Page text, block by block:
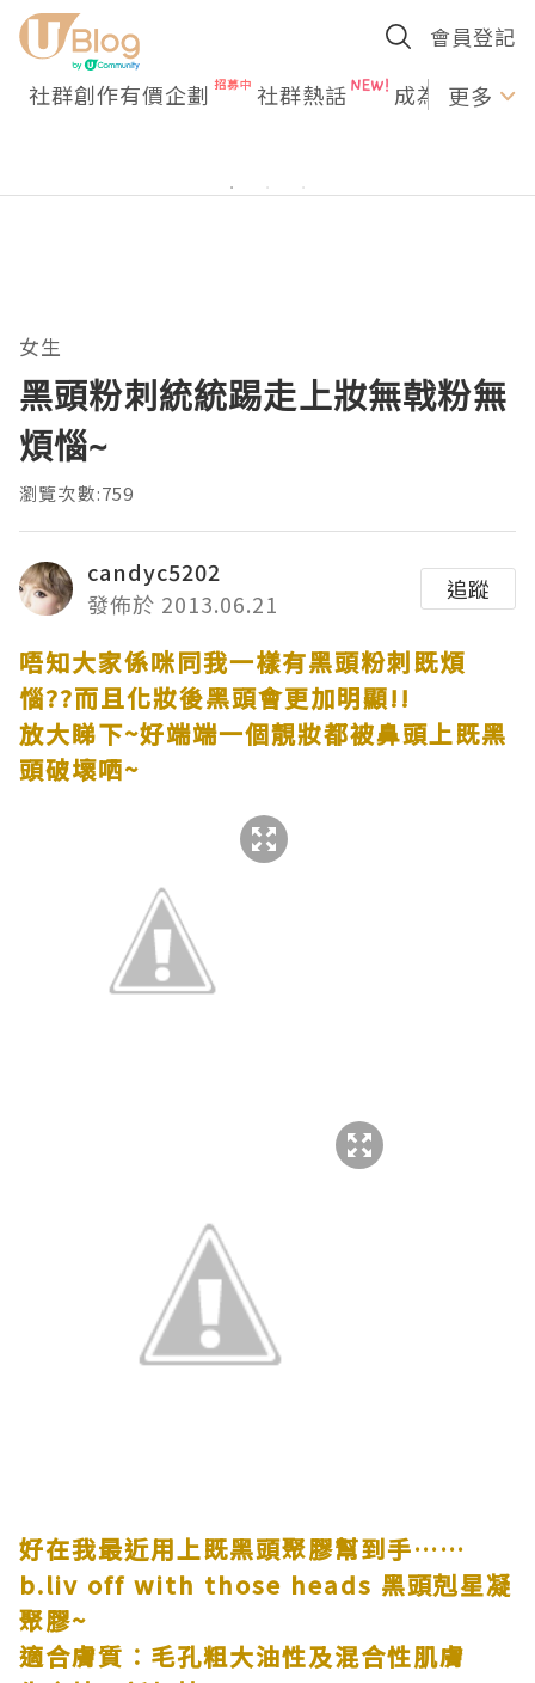
會員登記
社群創作有價企劃 社群熱話 成為U更多
女生
黑頭粉刺統統踢走上妝無戟粉無
煩惱~
瀏覽次數:759
candyc5202
發佈於 2013.06.21
追蹤
唔知大家係咪同我一樣有黑頭粉刺既煩
惱??而且化妝後黑頭會更加明顯!!
放大睇下~好端端一個靚妝都被鼻頭上既黑
頭破壞哂~
好在我最近用上既黑頭聚膠幫到手……
b.liv off with those heads 黑頭剋星凝
聚膠~
適合膚質︰毛孔粗大油性及混合性肌膚